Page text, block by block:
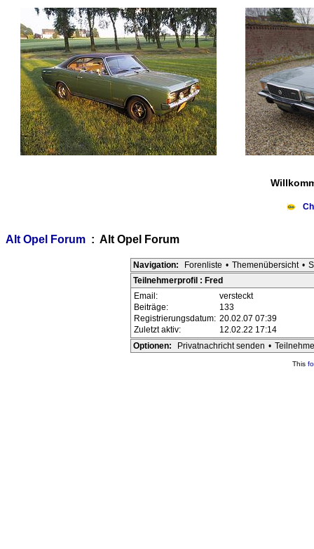
Alt Opel Forum : Alt Opel Forum
Navigation: Forenliste • Themenübersicht •
Teilnehmerprofil : Fred
Email:
versteckt
Beiträge:
133
Registrierungsdatum: 20.02.07 07:39
Zuletzt aktiv:
12.02.22 17:14
Optionen:
Privatnachricht senden •
This